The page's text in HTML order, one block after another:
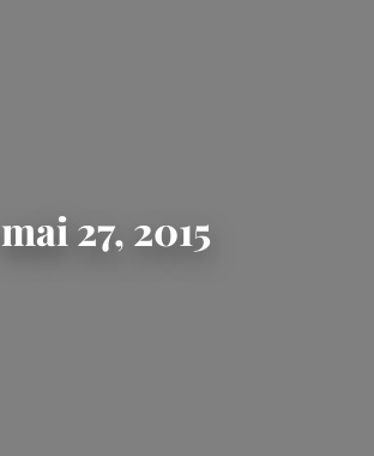
mai 27, 2015